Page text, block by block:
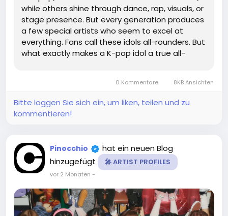
while others shine through dance, rap, visuals, or
stage presence. But every generation produces
a few special artists who seem to excel at
everything. Fans call these idols all-rounders. But
what exactly makes a K-pop idol a true all-
0 Kommentare 8KB Ansichten
Bitte loggen Sie sich ein, um liken, teilen und zu
kommentieren!
Pinocchio
hat ein neuen Blog
hinzugefügt
🎤 ARTIST PROFILES
vor 2 Monaten -